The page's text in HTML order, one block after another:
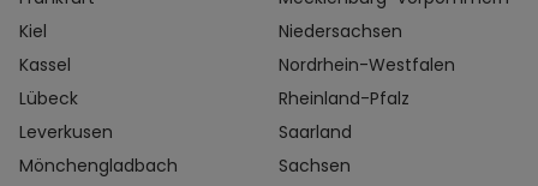
Kiel
Kassel
Lübeck
Leverkusen
Mönchengladbach
Niedersachsen
Nordrhein-Westfalen
Rheinland-Pfalz
Saarland
Sachsen